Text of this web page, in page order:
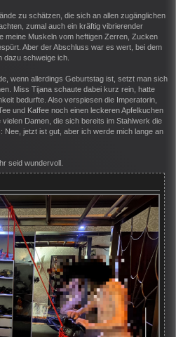
zu schätzen, die sich an allen zugänglichen
zumal auch ein kräftig vibrierender
meine Muskeln vom heftigen Zerren, Zucken
Aber der Abschluss war es wert, bei dem
dazu schweige ich.
wenn allerdings Geburtstag ist, setzt man sich
Miss Tijana schaute dabei kurz rein, hatte
bedurfte. Also verspiesen die Imperatorin,
und Kaffee noch einen leckeren Apfelkuchen
Damen, die sich bereits im Stahlwerk die
Nee, jetzt ist gut, aber ich werde mich lange an
seid wundervoll.